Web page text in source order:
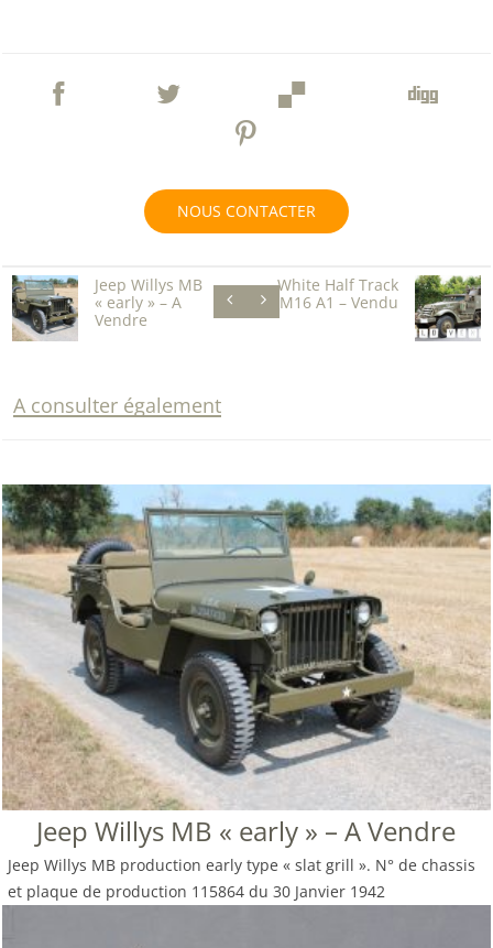
NOUS CONTACTER
Jeep Willys MB
« early » – A
Vendre
White Half Track
M16 A1 – Vendu
A consulter également
Jeep Willys MB « early » – A Vendre
Jeep Willys MB production early type « slat grill ». N° de chassis
et plaque de production 115864 du 30 Janvier 1942